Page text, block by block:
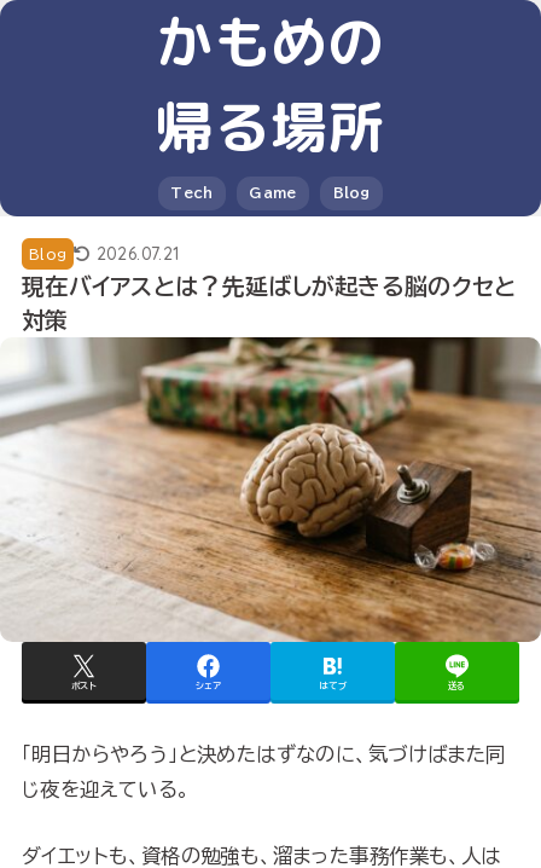
かもめの
帰る場所
Tech Game Blog
Blog 2026.07.21
現在バイアスとは？先延ばしが起きる脳のクセと
対策
ポスト シェア はてブ 送る
「明日からやろう」と決めたはずなのに、気づけばまた同
じ夜を迎えている。
ダイエットも、資格の勉強も、溜まった事務作業も、人は